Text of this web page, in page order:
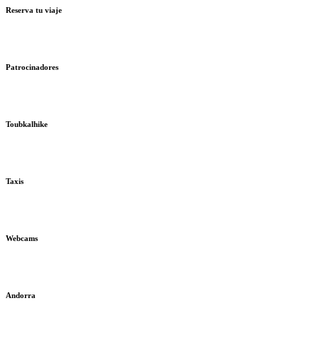
Reserva tu viaje
Patrocinadores
Toubkalhike
Taxis
Webcams
Andorra